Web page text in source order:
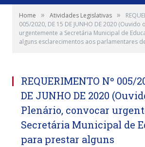
Home » Atividades Legislativas »
005/2020, DE 15 DE JUNHO DE 2020
urgentemente a Secretária Municipal de
alguns esclarecimentos aos parlamentares
REQUERIMENTO Nº 005/
DE JUNHO DE 2020
Plenário, convocar
Secretária Municipal de
para prestar alguns